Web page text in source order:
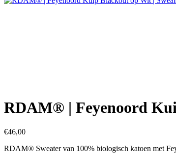
RDAM® | Feyenoord
€46,00
RDAM® Sweater van 100% biologisch katoen met